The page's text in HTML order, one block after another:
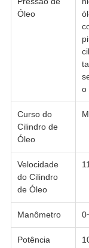
Óleo
o
Curso do
Cilindro de
Óleo
Velocidade
do Cilindro
de Óleo
Manômetro
Potência